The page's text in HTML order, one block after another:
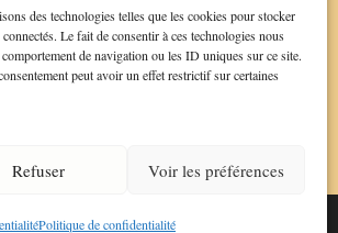
des technologies telles que les cookies pour stocker
Le fait de consentir à ces technologies nous
de navigation ou les ID uniques sur ce site.
peut avoir un effet restrictif sur certaines
Refuser Voir les préférences
Politique de confidentialité